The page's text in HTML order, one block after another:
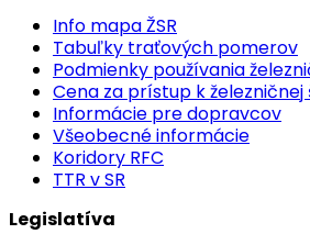
Info mapa ŽSR
Tabuľky traťových pomerov
Podmienky používania
Cena za prístup k
Informácie pre dopravcov
Všeobecné informácie
Koridory RFC
TTR v SR
Legislatíva